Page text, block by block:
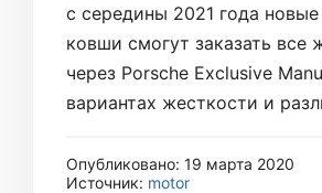
с середины 2021 года
ковши смогут заказать
через Porsche Exclusive
вариантах жесткости и
Опубликовано: 19 марта 2020
Источник: motor